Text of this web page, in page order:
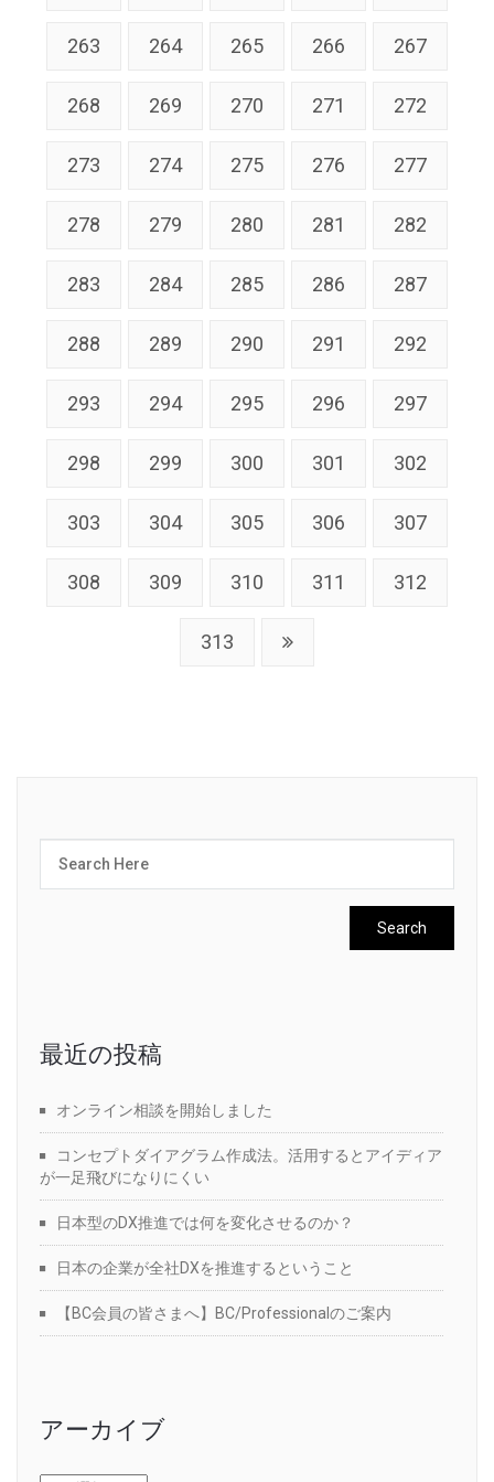
263 264 265 266 267
268 269 270 271 272
273 274 275 276 277
278 279 280 281 282
283 284 285 286 287
288 289 290 291 292
293 294 295 296 297
298 299 300 301 302
303 304 305 306 307
308 309 310 311 312
313
最近の投稿
オンライン相談を開始しました
コンセプトダイアグラム作成法。活用するとアイディア
が一足飛びになりにくい
日本型のDX推進では何を変化させるのか？
日本の企業が全社DXを推進するということ
【BC会員の皆さまへ】BC/Professionalのご案内
アーカイブ